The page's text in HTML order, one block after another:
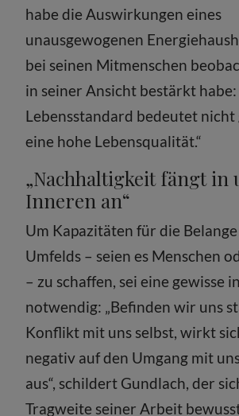
habe die Auswirkungen eines
unausgewogenen
bei seinen Mitmenschen
in seiner Ansicht bestärkt habe:
Lebensstandard bedeutet
eine hohe Lebensqualität.“
„Nachhaltigkeit fängt in
Inneren an“
Um Kapazitäten für die
Umfelds – seien es Menschen
– zu schaffen, sei eine gewisse
notwendig: „Befinden wir uns
Konflikt mit uns selbst, wirkt
negativ auf den Umgang mit
aus“, schildert Gundlach, der
Tragweite seiner Arbeit